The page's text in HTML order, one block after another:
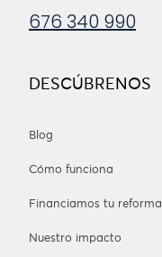
DESCÚBRENOS
Blog
Cómo funciona
Financiamos tu reforma
Nuestro impacto
676 340 990